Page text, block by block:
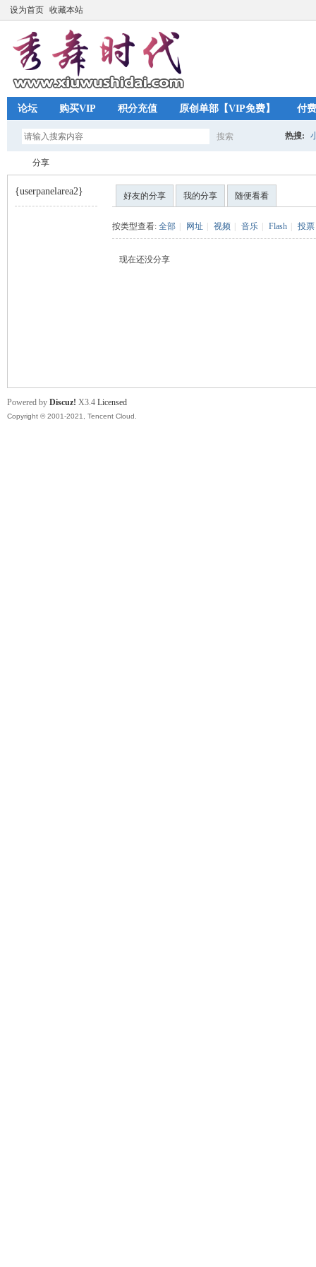
设为首页 收藏本站
论坛 购买VIP 积分充值 原创单部【VIP免费】 付
搜索 热搜:
分享
{userpanelarea2} 好友的分享 我的分享 随便看看
按类型查看: 全部 网址 视频 音乐 Flash 投票
现在还没分享
Powered by Discuz! X3.4 Licensed
Copyright © 2001-2021, Tencent Cloud.